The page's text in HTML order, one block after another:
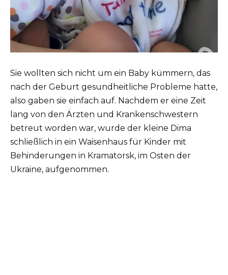
Sie wollten sich nicht um ein Baby kümmern, das
nach der Geburt gesundheitliche Probleme hatte,
also gaben sie einfach auf. Nachdem er eine Zeit
lang von den Ärzten und Krankenschwestern
betreut worden war, wurde der kleine Dima
schließlich in ein Waisenhaus für Kinder mit
Behinderungen in Kramatorsk, im Osten der
Ukraine, aufgenommen.